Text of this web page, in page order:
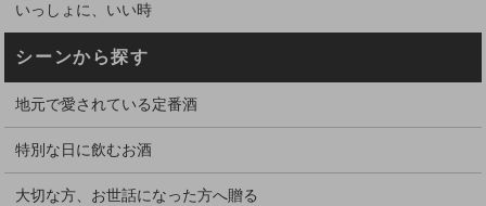
いっしょに、いい時
シーンから探す
地元で愛されている定番酒
特別な日に飲むお酒
大切な方、お世話になった方へ贈る